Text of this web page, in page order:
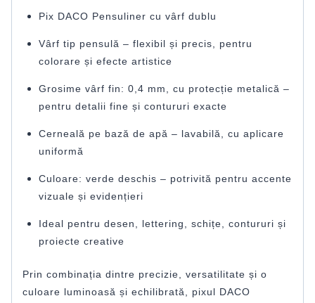
Pix DACO Pensuliner cu vârf dublu
Vârf tip pensulă – flexibil și precis, pentru
colorare și efecte artistice
Grosime vârf fin: 0,4 mm, cu protecție metalică –
pentru detalii fine și contururi exacte
Cerneală pe bază de apă – lavabilă, cu aplicare
uniformă
Culoare: verde deschis – potrivită pentru accente
vizuale și evidențieri
Ideal pentru desen, lettering, schițe, contururi și
proiecte creative
Prin combinația dintre precizie, versatilitate și o
culoare luminoasă și echilibrată, pixul DACO